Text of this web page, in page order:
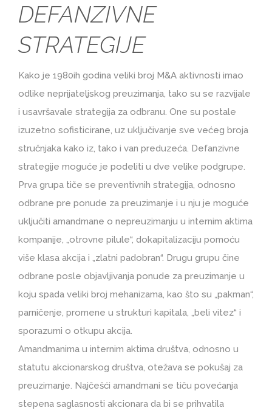
DEFANZIVNE
STRATEGIJE
Kako je 1980ih godina veliki broj M&A aktivnosti imao
odlike neprijateljskog preuzimanja, tako su se razvijale
i usavršavale strategija za odbranu. One su postale
izuzetno sofisticirane, uz uključivanje sve većeg broja
stručnjaka kako iz, tako i van preduzeća. Defanzivne
strategije moguće je podeliti u dve velike podgrupe.
Prva grupa tiče se preventivnih strategija, odnosno
odbrane pre ponude za preuzimanje i u nju je moguće
uključiti amandmane o nepreuzimanju u internim aktima
kompanije, „otrovne pilule“, dokapitalizaciju pomoću
više klasa akcija i „zlatni padobran“. Drugu grupu čine
odbrane posle objavljivanja ponude za preuzimanje u
koju spada veliki broj mehanizama, kao što su „pakman“,
parničenje, promene u strukturi kapitala, „beli vitez“ i
sporazumi o otkupu akcija.
Amandmanima u internim aktima društva, odnosno u
statutu akcionarskog društva, otežava se pokušaj za
preuzimanje. Najčešći amandmani se tiču povećanja
stepena saglasnosti akcionara da bi se prihvatila